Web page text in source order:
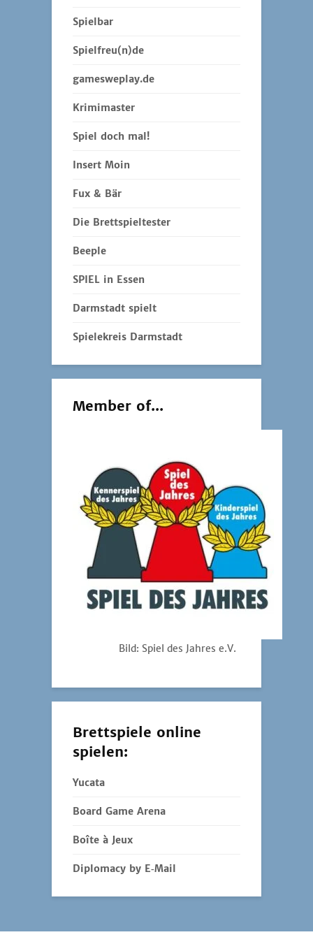
Spielbar
Spielfreu(n)de
gamesweplay.de
Krimimaster
Spiel doch mal!
Insert Moin
Fux & Bär
Die Brettspieltester
Beeple
SPIEL in Essen
Darmstadt spielt
Spielekreis Darmstadt
Member of...
Bild: Spiel des Jahres e.V.
Brettspiele online
spielen:
Yucata
Board Game Arena
Boîte à Jeux
Diplomacy by E‑Mail